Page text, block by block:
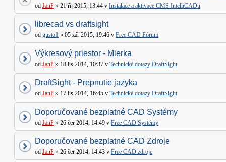
od JanP » 21 říj 2015, 13:44 v Instalace a aktivace CMS IntelliCADu
librecad vs draftsight
od gusto1 » 05 zář 2015, 19:46 v Free CAD Fórum
Výkresový priestor - Mierka
od JanP » 18 lis 2014, 10:37 v Technické dotazy DraftSight
DraftSight - Prepnutie jazyka
od JanP » 17 lis 2014, 16:45 v Technické dotazy DraftSight
Doporučované bezplatné CAD Systémy
od JanP » 26 čer 2014, 14:49 v Free CAD Systémy
Doporučované bezplatné CAD Zdroje
od JanP » 26 čer 2014, 14:43 v Free CAD zdroje